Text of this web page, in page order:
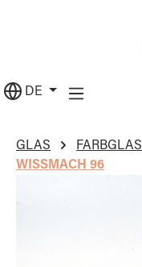
DE
GLAS FARBGLAS
WISSMACH 96